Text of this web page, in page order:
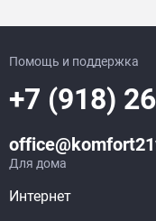
Помощь и поддержка
+7 (918)
Для дома
Интернет